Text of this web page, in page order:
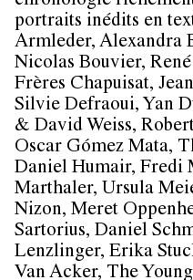
portraits inédits en
Armleder, Alexandra
Nicolas Bouvier,
Frères Chapuisat,
Silvie Defraoui, Yan
& David Weiss,
Oscar Gómez Mata,
Daniel Humair, Fredi
Marthaler, Ursula
Nizon, Meret
Sartorius, Daniel
Lenzlinger, Erika
Van Acker, The